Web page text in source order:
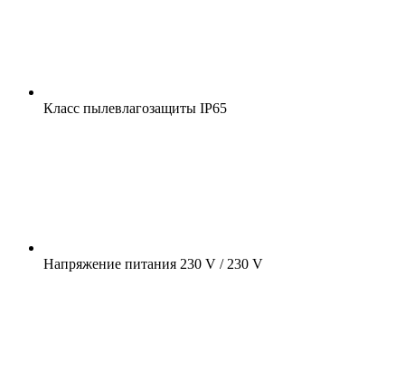
Класс пылевлагозащиты IP65
Напряжение питания 230 V / 230 V